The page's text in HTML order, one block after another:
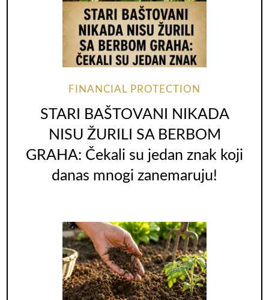
FINANCIAL PROTECTION
STARI BAŠTOVANI NIKADA
NISU ŽURILI SA BERBOM
GRAHA: Čekali su jedan znak koji
danas mnogi zanemaruju!